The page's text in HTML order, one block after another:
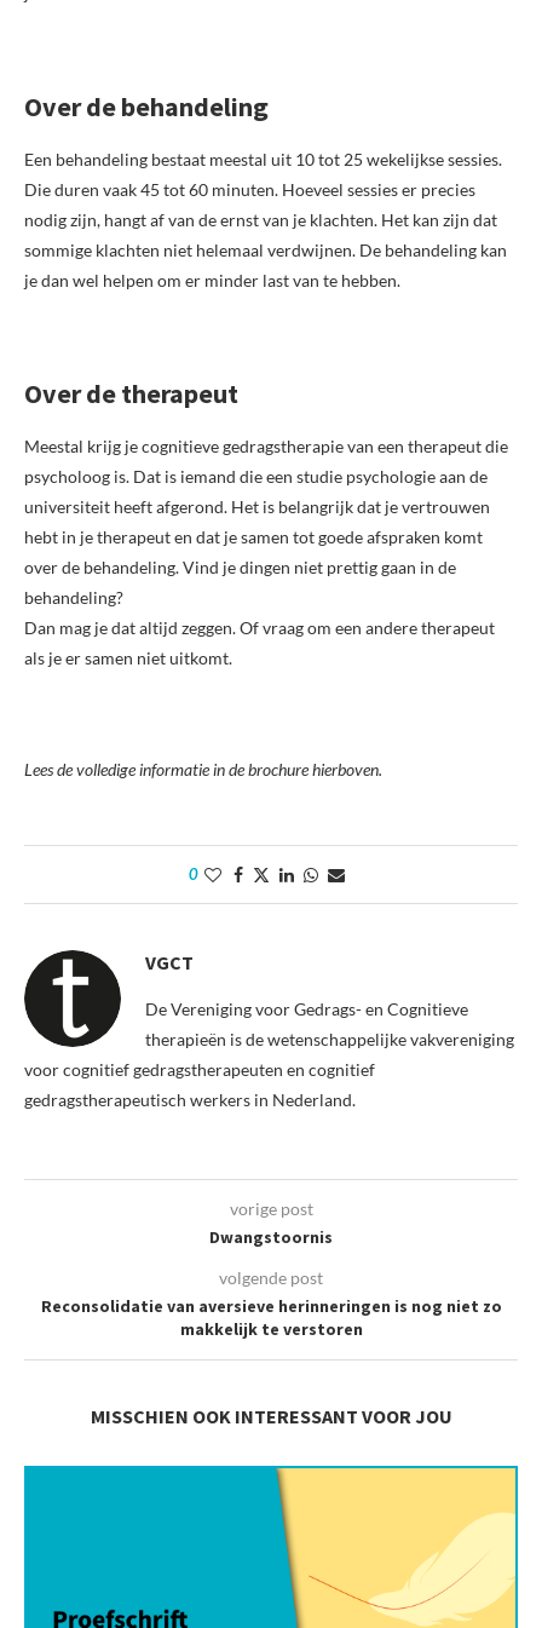
Over de behandeling
Een behandeling bestaat meestal uit 10 tot 25 wekelijkse sessies.
Die duren vaak 45 tot 60 minuten. Hoeveel sessies er precies
nodig zijn, hangt af van de ernst van je klachten. Het kan zijn dat
sommige klachten niet helemaal verdwijnen. De behandeling kan
je dan wel helpen om er minder last van te hebben.
Over de therapeut
Meestal krijg je cognitieve gedragstherapie van een therapeut die
psycholoog is. Dat is iemand die een studie psychologie aan de
universiteit heeft afgerond. Het is belangrijk dat je vertrouwen
hebt in je therapeut en dat je samen tot goede afspraken komt
over de behandeling. Vind je dingen niet prettig gaan in de
behandeling?
Dan mag je dat altijd zeggen. Of vraag om een andere therapeut
als je er samen niet uitkomt.
Lees de volledige informatie in de brochure hierboven.
0
VGCT
De Vereniging voor Gedrags- en Cognitieve
therapieën is de wetenschappelijke vakvereniging
voor cognitief gedragstherapeuten en cognitief
gedragstherapeutisch werkers in Nederland.
vorige post
Dwangstoornis
volgende post
Reconsolidatie van aversieve herinneringen is nog niet zo
makkelijk te verstoren
MISSCHIEN OOK INTERESSANT VOOR JOU